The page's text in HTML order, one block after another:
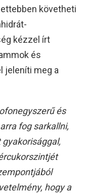
követheti
kézzel írt
és
jeleníti meg a
és
fog sarkallni,
hogy a